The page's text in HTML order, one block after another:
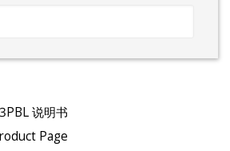
说明书
Page